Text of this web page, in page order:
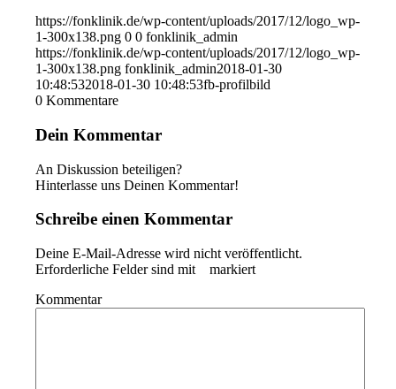
https://fonklinik.de/wp-content/uploads/2017/12/logo_wp-
1-300x138.png 0 0 fonklinik_admin
https://fonklinik.de/wp-content/uploads/2017/12/logo_wp-
1-300x138.png fonklinik_admin2018-01-30
10:48:532018-01-30 10:48:53fb-profilbild
0 Kommentare
Dein Kommentar
An Diskussion beteiligen?
Hinterlasse uns Deinen Kommentar!
Schreibe einen Kommentar
Deine E-Mail-Adresse wird nicht veröffentlicht.
Erforderliche Felder sind mit
markiert
Kommentar